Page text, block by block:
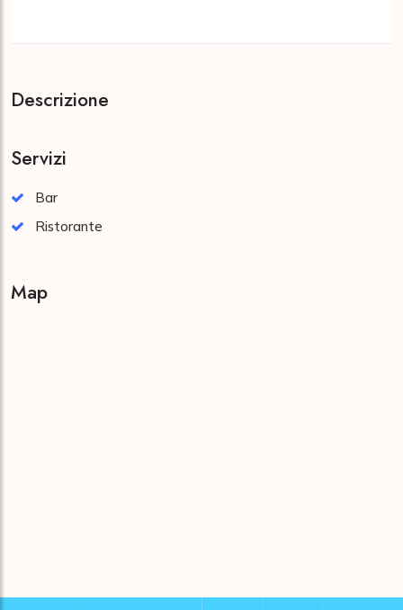
Descrizione
Servizi
Bar
Ristorante
Map